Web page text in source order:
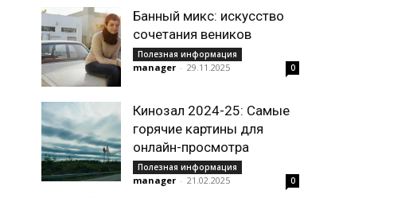
Банный микс: искусство
сочетания веников
Полезная информация
manager - 29.11.2025 0
Кинозал 2024-25: Самые
горячие картины для
онлайн-просмотра
Полезная информация
manager - 21.02.2025 0